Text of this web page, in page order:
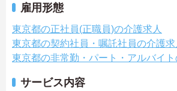
雇用形態
東京都の正社員(正職員)の介護求人
東京都の契約社員・嘱託社員の介護求
東京都の非常勤・パート・アルバイト
サービス内容